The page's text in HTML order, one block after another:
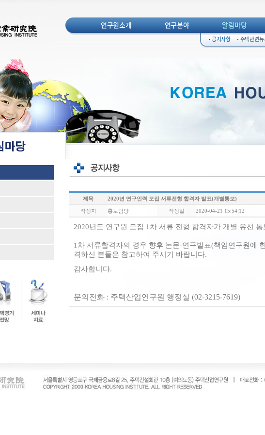
연구원소개 연구분야 알림마당
공지사항 주택관련
제목 2020년 연구인력 모집 서류전형 합격자 발표(개별통보)
작성자 홍보담당 작성일 2020-04-21 15:54:12
2020년도 연구원 모집 1차 서류 전형 합격자가 개별 유선
1차 서류합격자의 경우 향후 논문·연구발표(책임연구원에
격하신 분들은 참고하여 주시기 바랍니다.
감사합니다.
문의전화 : 주택산업연구원 행정실 (02-3215-7619)